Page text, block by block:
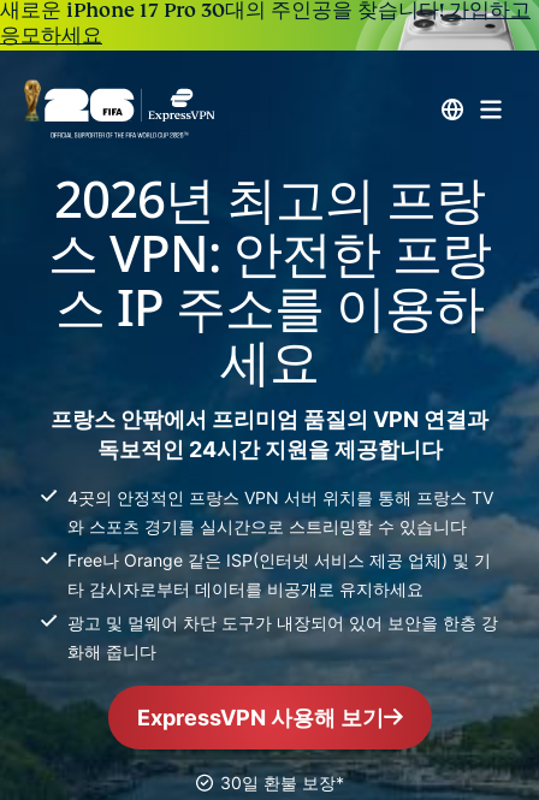
새로운 iPhone 17 Pro 30대의 주인공을 찾습니다!가입하고
응모하세요
2026년 최고의 프랑
스 VPN: 안전한 프랑
스 IP 주소를 이용하
세요
프랑스 안팎에서 프리미엄 품질의 VPN 연결과
독보적인 24시간 지원을 제공합니다
4곳의 안정적인 프랑스 VPN 서버 위치를 통해 프랑스 TV
와 스포츠 경기를 실시간으로 스트리밍할 수 있습니다
Free나 Orange 같은 ISP(인터넷 서비스 제공 업체) 및 기
타 감시자로부터 데이터를 비공개로 유지하세요
광고 및 멀웨어 차단 도구가 내장되어 있어 보안을 한층 강
화해 줍니다
ExpressVPN 사용해 보기
30일 환불 보장*